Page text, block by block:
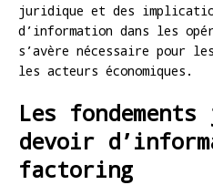
juridique et des
d’information dans les
s’avère nécessaire pour
les acteurs économiques.
Les
devoir
factoring